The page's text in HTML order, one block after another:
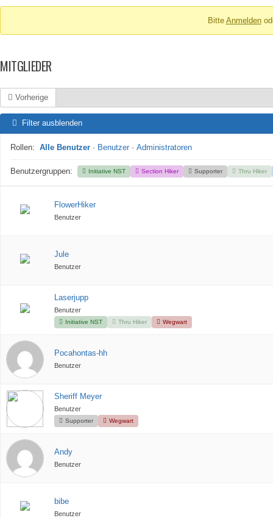
Du
hier:
Bitte Anmelden
MITGLIEDER
Vorherige
Filter ausblenden
Rollen: Alle Benutzer · Benutzer · Administratoren
Benutzergruppen: Initiative NST Section Hiker Supporter Thru Hiker
FlowerHiker
Benutzer
Jule
Benutzer
Laserjupp
Benutzer
Initiative NST Thru Hiker Wegwart
Pocahontas-hh
Benutzer
Sheriff Meyer
Benutzer
Supporter Wegwart
Andy
Benutzer
bibe
Benutzer